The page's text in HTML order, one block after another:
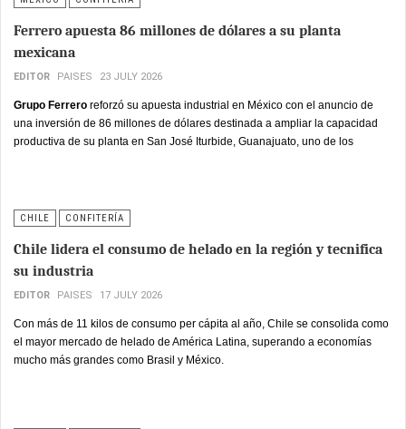
Ferrero apuesta 86 millones de dólares a su planta
mexicana
EDITOR PAISES 23 JULY 2026
Grupo Ferrero reforzó su apuesta industrial en México con el anuncio de
una inversión de 86 millones de dólares destinada a ampliar la capacidad
productiva de su planta en San José Iturbide, Guanajuato, uno de los
CHILE CONFITERÍA
Chile lidera el consumo de helado en la región y tecnifica
su industria
EDITOR PAISES 17 JULY 2026
Con más de 11 kilos de consumo per cápita al año, Chile se consolida como
el mayor mercado de helado de América Latina, superando a economías
mucho más grandes como Brasil y México.